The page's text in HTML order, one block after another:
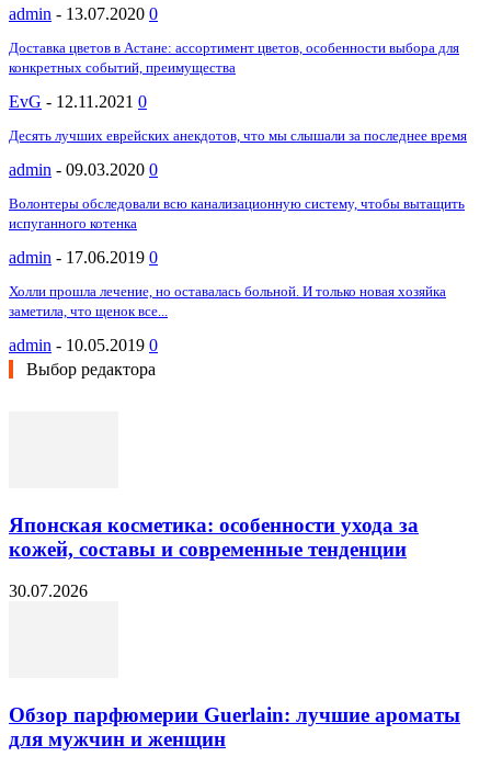
admin - 13.07.2020 0
Доставка цветов в Астане: ассортимент цветов, особенности выбора для
конкретных событий, преимущества
EvG - 12.11.2021 0
Десять лучших еврейских анекдотов, что мы слышали за последнее время
admin - 09.03.2020 0
Волонтеры обследовали всю канализационную систему, чтобы вытащить
испуганного котенка
admin - 17.06.2019 0
Холли прошла лечение, но оставалась больной. И только новая хозяйка
заметила, что щенок все...
admin - 10.05.2019 0
Выбор редактора
Японская косметика: особенности ухода за
кожей, составы и современные тенденции
30.07.2026
Обзор парфюмерии Guerlain: лучшие ароматы
для мужчин и женщин